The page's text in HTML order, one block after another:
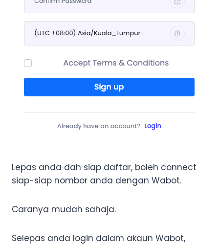
Lepas anda dah siap daftar, boleh connect
siap-siap nombor anda dengan Wabot.
Caranya mudah sahaja.
Selepas anda login dalam akaun Wabot,